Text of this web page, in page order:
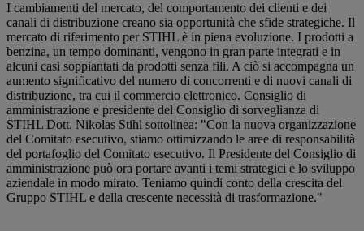
I cambiamenti del mercato, del comportamento dei clienti e dei
canali di distribuzione creano sia opportunità che sfide strategiche. Il
mercato di riferimento per STIHL è in piena evoluzione. I prodotti a
benzina, un tempo dominanti, vengono in gran parte integrati e in
alcuni casi soppiantati da prodotti senza fili. A ciò si accompagna un
aumento significativo del numero di concorrenti e di nuovi canali di
distribuzione, tra cui il commercio elettronico. Consiglio di
amministrazione e presidente del Consiglio di sorveglianza di
STIHL Dott. Nikolas Stihl sottolinea: "Con la nuova organizzazione
del Comitato esecutivo, stiamo ottimizzando le aree di responsabilità
del portafoglio del Comitato esecutivo. Il Presidente del Consiglio di
amministrazione può ora portare avanti i temi strategici e lo sviluppo
aziendale in modo mirato. Teniamo quindi conto della crescita del
Gruppo STIHL e della crescente necessità di trasformazione."